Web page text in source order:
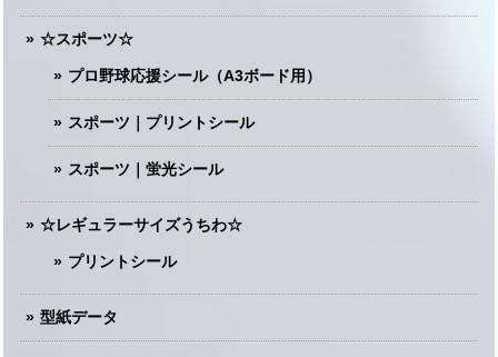
☆スポーツ☆
プロ野球応援シール（A3ボード用）
スポーツ｜プリントシール
スポーツ｜蛍光シール
☆レギュラーサイズうちわ☆
プリントシール
型紙データ